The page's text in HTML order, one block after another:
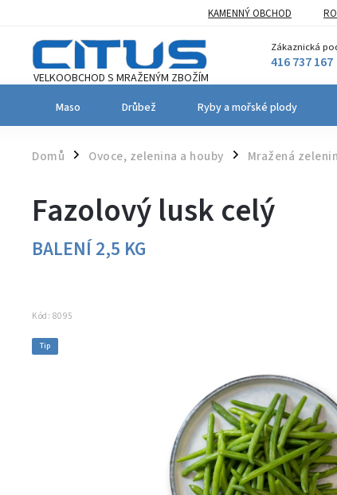
KAMENNÝ OBCHOD
Zákaznická
416 737 167
Maso Drůbež Ryby a mořské plody
Domů / Ovoce, zelenina a houby / Mražená
Fazolový lusk celý
BALENÍ 2,5 KG
Kód: 8095
Tip